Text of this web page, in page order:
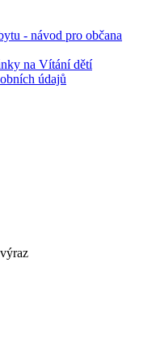
- návod pro občana
na Vítání dětí
údajů